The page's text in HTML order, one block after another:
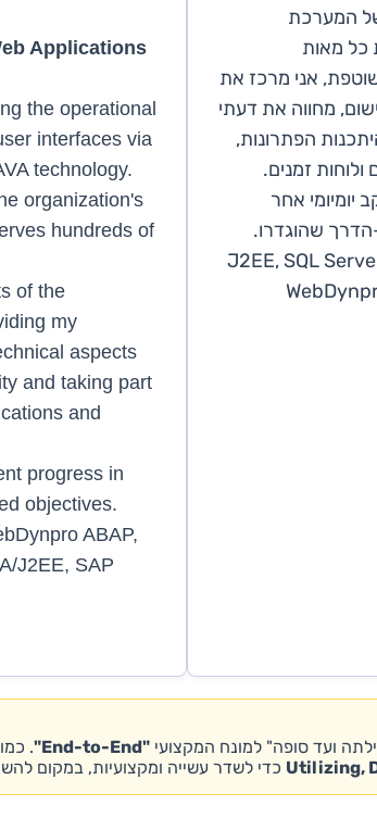
המערכת
כל מאות
אני מרכז את
מחווה את דעתי
הפתרונות,
ולוחות זמנים.
אחר
שהוגדרו.
J2EE, SQL
Applications
the operational
interfaces via
technology.
organization's
hundreds of
of the
my
aspects
and taking part
and
progress in
objectives.
ABAP,
J2EE, SAP
ועד סופה" למונח המקצועי "End-to-End"
.
Utilizing, כדי לשדר עשייה ומקצועיות, במקום